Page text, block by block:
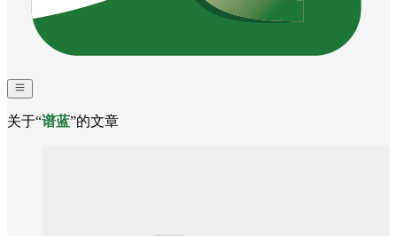
关于“谱蓝”的文章